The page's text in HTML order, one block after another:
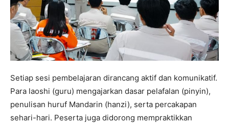
Setiap sesi pembelajaran dirancang aktif dan komunikatif.
Para laoshi (guru) mengajarkan dasar pelafalan (pinyin),
penulisan huruf Mandarin (hanzi), serta percakapan
sehari-hari. Peserta juga didorong mempraktikkan